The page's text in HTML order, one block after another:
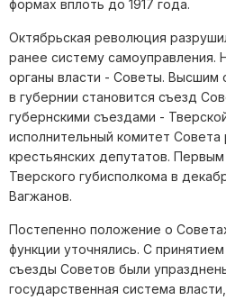
формах вплоть до 1917 года.
Октябрьская революция
ранее систему самоуправления.
органы власти - Советы. Высшим
в губернии становится съезд
губернскими съездами -
исполнительный комитет Совета
крестьянских депутатов.
Тверского губисполкома в
Вагжанов.
Постепенно положение о
функции уточнялись. С
съезды Советов были
государственная система